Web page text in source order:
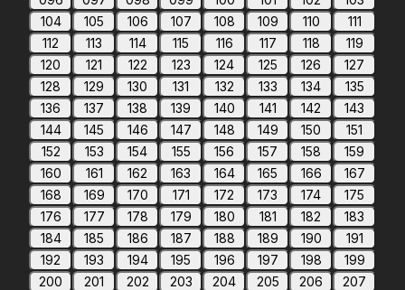
104
105 106 107 108 109 110
111
112
113 114 115 116 117 118
119
120
121 122 123 124 125 126
127
128
129 130 131 132 133 134
135
136
137 138 139 140 141 142
143
144
145 146 147 148 149 150
151
152
153 154 155 156 157 158
159
160
161 162 163 164 165 166
167
168
169 170 171 172 173 174
175
176
177 178 179 180 181 182
183
184
185 186 187 188 189 190
191
192
193 194 195 196 197 198
199
200
201 202 203 204 205 206
207